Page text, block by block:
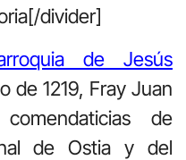
divider]
de Jesús
de 1219, Fray Juan
de
de Ostia y del